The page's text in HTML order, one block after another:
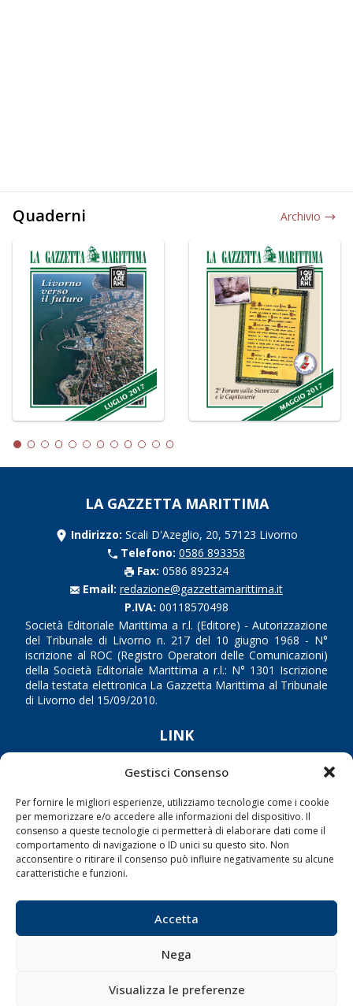
Gestisci Consenso
Per fornire le migliori esperienze, utilizziamo tecnologie come i cookie
per memorizzare e/o accedere alle informazioni del dispositivo. Il
consenso a queste tecnologie ci permetterà di elaborare dati come il
comportamento di navigazione o ID unici su questo sito. Non
acconsentire o ritirare il consenso può influire negativamente su alcune
caratteristiche e funzioni.
Accetta
Nega
Visualizza le preferenze
Quaderni Archivio
LA GAZZETTA MARITTIMA
Indirizzo: Scali D'Azeglio, 20, 57123 Livorno
Telefono: 0586 893358
Fax: 0586 892324
Email: redazione@gazzettamarittima.it
P.IVA: 00118570498
Società Editoriale Marittima a r.l. (Editore) - Autorizzazione
del Tribunale di Livorno n. 217 del 10 giugno 1968 - N°
iscrizione al ROC (Registro Operatori delle Comunicazioni)
della Società Editoriale Marittima a r.l.: N° 1301 Iscrizione
della testata elettronica La Gazzetta Marittima al Tribunale
di Livorno del 15/09/2010.
LINK
Shipping
Porti/Interporti
Trasporti
Varie
Sostenibilità
Blue economy
Diporto
Chi siamo
Contatti